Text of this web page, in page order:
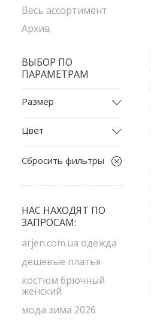
Весь ассортимент
Архив
ВЫБОР ПО
ПАРАМЕТРАМ
Размер
S
Цвет
голубой
желтый
зеленый
коричневый
красный
малиновый
оливковый
оранжевый
Сбросить фильтры
НАС НАХОДЯТ ПО
ЗАПРОСАМ:
arjen.com.ua одежда
дешевые платья
костюм брючный
женский
мода зима 2026